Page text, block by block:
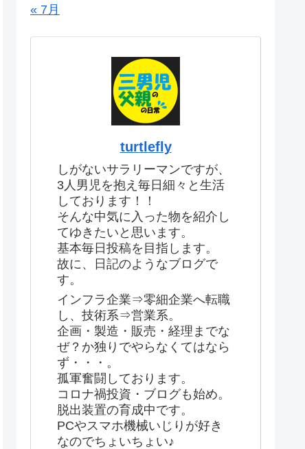
« 7月
turtlefly
しがないサラリーマンですが、
3人男児を抱え毎日細々と生活
しております！！
そんな中気に入った物を紹介し
てゆきたいと思います。
基本毎日投稿を目指します。
故に、日記のようなブログで
す。
インフラ企業⇒零細企業へ転職
し、技術系⇒営業系。
企画・製造・販売・経理までな
ぜ？か独りでやらなくてはなら
ず・・・。
孤軍奮闘しております。
コロナ禍投資・ブログも始め。
脱出装置の育成中です。
PCやスマホ機械いじりが好き
なのでちょいちょい♪